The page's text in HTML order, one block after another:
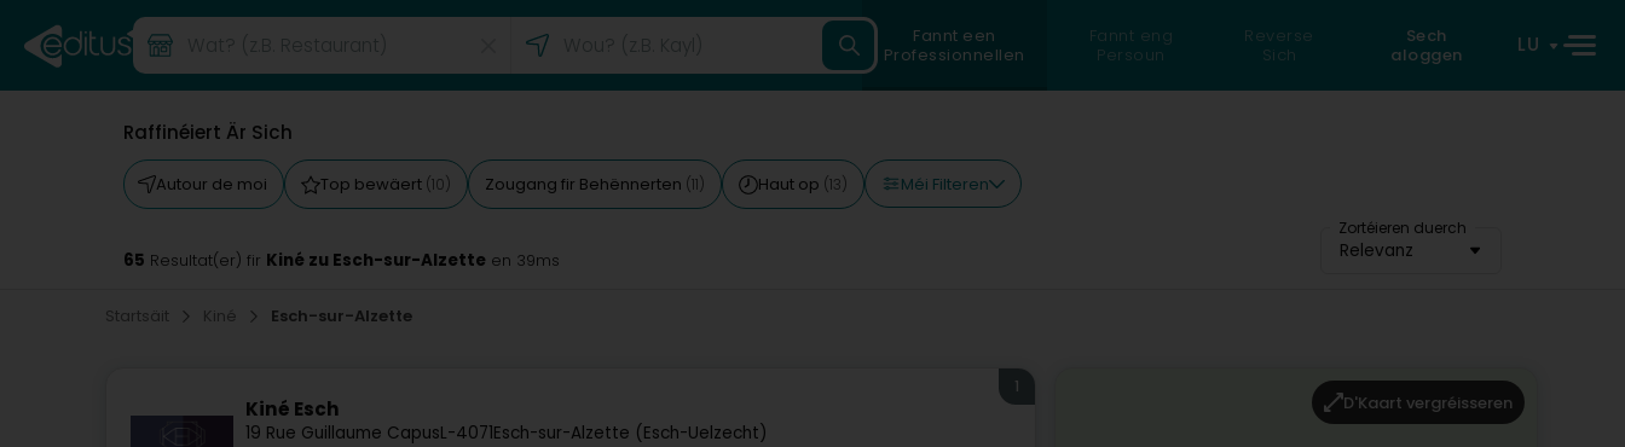
Fannt een
Professionnellen
Fannt eng
Persoun
Reverse
Sich
Sech
aloggen
LU
Raffinéiert Är Sich
Autour de moi Top bewäert (10) Zougang fir Behënnerten (11) Haut op (13) Méi Filteren
Zortéieren duerch
Relevanz
65 Resultat(er) fir Kiné zu Esch-sur-Alzette en 39ms
Startsäit Kiné Esch-sur-Alzette
Kiné Esch
19 Rue Guillaume CapusL-4071Esch-sur-Alzette (Esch-Uelzecht)
1
D'Kaart vergréisseren